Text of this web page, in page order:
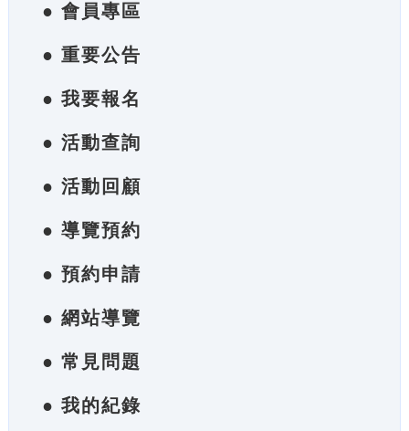
● 會員專區
● 重要公告
● 我要報名
● 活動查詢
● 活動回顧
● 導覽預約
● 預約申請
● 網站導覽
● 常見問題
● 我的紀錄